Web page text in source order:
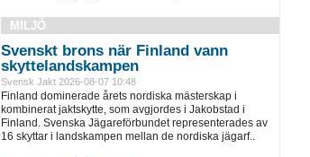
MILJÖ
Svenskt brons när Finland vann
skyttelandskampen
Svensk Jakt 2026-08-07 10:48
Finland dominerade årets nordiska mästerskap i
kombinerat jaktskytte, som avgjordes i Jakobstad i
Finland. Svenska Jägareförbundet representerades av
16 skyttar i landskampen mellan de nordiska jägarf..